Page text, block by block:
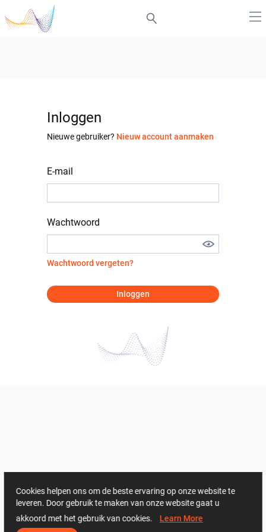
Inloggen
Nieuwe gebruiker? Nieuw account aanmaken
E-mail
Wachtwoord
Wachtwoord vergeten?
Inloggen
Cookies helpen ons om de beste ervaring op onze website te
leveren. Door gebruik te maken van onze website gaat u
akkoord met het gebruik van cookies. Learn More